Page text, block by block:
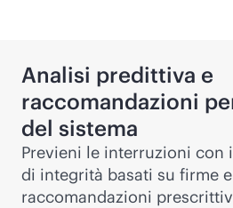
Analisi predittiva e
raccomandazioni
del sistema
Previeni le interruzioni con
di integrità basati su firme
raccomandazioni